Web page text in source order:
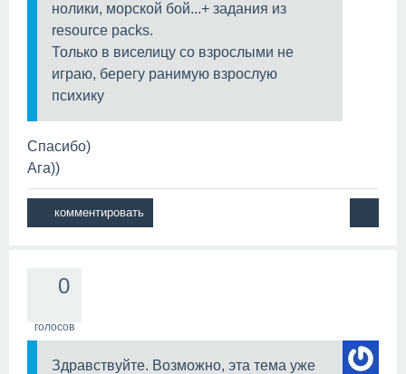
нолики, морской бой...+ задания из
resource packs.
Только в виселицу со взрослыми не
играю, берегу ранимую взрослую
психику
Спасибо)
Ага))
0
голосов
Здравствуйте. Возможно, эта тема уже